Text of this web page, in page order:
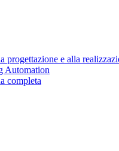
progettazione e alla
Automation
completa